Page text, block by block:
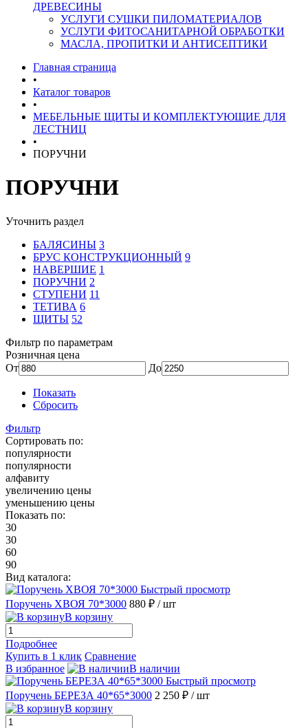
ДРЕВЕСИНЫ
УСЛУГИ СУШКИ ПИЛОМАТЕРИАЛОВ
УСЛУГИ ФИТОСАНИТАРНОЙ ОБРАБОТКИ
МАСЛА, ПРОПИТКИ И АНТИСЕПТИКИ
Главная страница
•
Каталог товаров
•
МЕБЕЛЬНЫЕ ЩИТЫ И КОМПЛЕКТУЮЩИЕ ДЛЯ
ЛЕСТНИЦ
•
ПОРУЧНИ
ПОРУЧНИ
Уточнить раздел
БАЛЯСИНЫ 3
БРУС КОНСТРУКЦИОННЫЙ 9
НАВЕРШИЕ 1
ПОРУЧНИ 2
СТУПЕНИ 11
ТЕТИВА 6
ЩИТЫ 52
Фильтр по параметрам
Розничная цена
От
До
Показать
Сбросить
Фильтр
Сортировать по:
популярности
популярности
алфавиту
увеличению цены
уменьшению цены
Показать по:
30
30
60
90
Вид каталога:
Быстрый просмотр
Поручень ХВОЯ 70*3000 880 ₽ / шт
В корзину
Подробнее
Купить в 1 клик Сравнение
В избранное
В наличии
Быстрый просмотр
Поручень БЕРЕЗА 40*65*3000 2 250 ₽ / шт
В корзину